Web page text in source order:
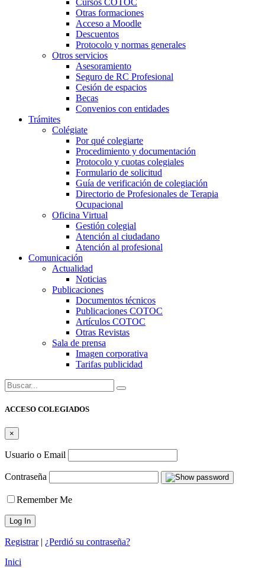
Cursos COTOC
Otras formaciones
Acceso a Moodle
Descuentos
Protocolo y normas generales
Otros servicios
Asesoramiento
Seguro de RC Profesional
Cesión de espacios
Becas
Convenios con entidades
Trámites
Colégiate
Por qué colegiarte
Procedimiento y documentación
Protocolo y cuotas colegiales
Formulario de solicitud
Guía de verificación de colegiación
Directorio de Profesionales de Terapia
Ocupacional
Oficina Virtual
Gestión colegial
Atención al ciudadano
Atención al profesional
Comunicación
Actualidad
Noticias
Publicaciones
Documentos técnicos
Publicaciones COTOC
Artículos COTOC
Otras Revistas
Sala de prensa
Imagen corporativa
Tarifas publicidad
Buscar:
ACCESO COLEGIADOS
×
Usuario o Email
Contraseña
Remember Me
Registrar| ¿Perdió su contraseña?
Inici